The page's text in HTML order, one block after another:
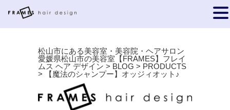
松山市にある美容室・美容院・ヘアサロン
愛媛県松山市の美容室【FRAMES】フレイ
ムス ヘア デザイン > BLOG > PRODUCTS
>
【魔法のシャンプー】オッジィオット♪